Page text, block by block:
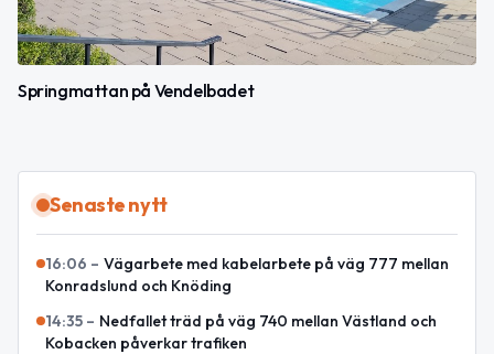
Springmattan på Vendelbadet
Senaste nytt
16:06 – Vägarbete med kabelarbete på väg 777 mellan
Konradslund och Knöding
14:35 – Nedfallet träd på väg 740 mellan Västland och
Kobacken påverkar trafiken